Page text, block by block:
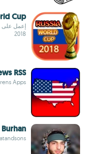
Cup
إعمل على
2018
RSS
Apps
Burhan